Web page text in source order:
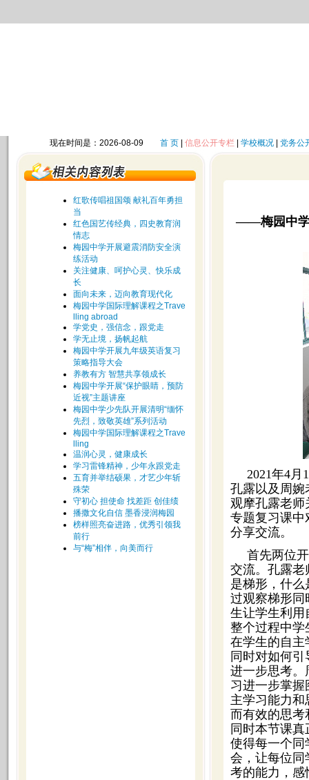
现在时间是：2026-08-09 首 页| 信息公开专栏| 学校概况| 党务公
红歌传唱祖国颂 献礼百年勇担
当
红色国艺传经典，四史教育润
情志
梅园中学开展避震消防安全演
练活动
关注健康、呵护心灵、快乐成
长
面向未来，迈向教育现代化
梅园中学国际理解课程之Trave
lling abroad
学党史，强信念，跟党走
学无止境，扬帆起航
梅园中学开展九年级英语复习
策略指导大会
养教有方 智慧共享领成长
梅园中学开展“保护眼睛，预防
近视”主题讲座
梅园中学少先队开展清明“缅怀
先烈，致敬英雄”系列活动
梅园中学国际理解课程之Trave
lling
温润心灵，健康成长
学习雷锋精神，少年永跟党走
五育并举结硕果，才艺少年斩
殊荣
守初心 担使命 找差距 创佳绩
播撒文化自信 墨香浸润梅园
榜样照亮奋进路，优秀引领我
前行
与“梅”相伴，向美而行
——梅园中学
2021年4
孔露以及周婉
观摩孔露老师
专题复习课中
分享交流。
首先两位
交流。孔露老
是梯形，什
过观察梯形同
生让学生利用
整个过程中学
在学生的自主
同时对如何
进一步思考。
习进一步掌
主学习能力
而有效的思考
同时本节课
使得每一个同
会，让每位同
考的能力，感